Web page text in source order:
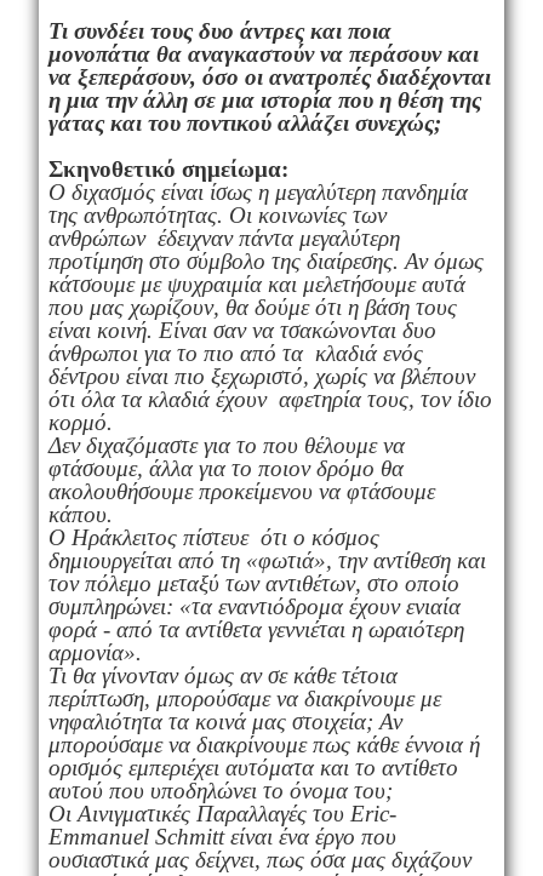
Τι συνδέει τους δυο άντρες και ποια
μονοπάτια θα αναγκαστούν να περάσουν και
να ξεπεράσουν, όσο οι ανατροπές διαδέχονται
η μια την άλλη σε μια ιστορία που η θέση της
γάτας και του ποντικού αλλάζει συνεχώς;
Σκηνοθετικό σημείωμα:
Ο διχασμός είναι ίσως η μεγαλύτερη πανδημία
της ανθρωπότητας. Οι κοινωνίες των
ανθρώπων έδειχναν πάντα μεγαλύτερη
προτίμηση στο σύμβολο της διαίρεσης. Αν όμως
κάτσουμε με ψυχραιμία και μελετήσουμε αυτά
που μας χωρίζουν, θα δούμε ότι η βάση τους
είναι κοινή. Είναι σαν να τσακώνονται δυο
άνθρωποι για το πιο από τα κλαδιά ενός
δέντρου είναι πιο ξεχωριστό, χωρίς να βλέπουν
ότι όλα τα κλαδιά έχουν αφετηρία τους, τον ίδιο
κορμό.
Δεν διχαζόμαστε για το που θέλουμε να
φτάσουμε, άλλα για το ποιον δρόμο θα
ακολουθήσουμε προκείμενου να φτάσουμε
κάπου.
Ο Ηράκλειτος πίστευε ότι ο κόσμος
δημιουργείται από τη «φωτιά», την αντίθεση και
τον πόλεμο μεταξύ των αντιθέτων, στο οποίο
συμπληρώνει: «τα εναντιόδρομα έχουν ενιαία
φορά - από τα αντίθετα γεννιέται η ωραιότερη
αρμονία».
Τι θα γίνονταν όμως αν σε κάθε τέτοια
περίπτωση, μπορούσαμε να διακρίνουμε με
νηφαλιότητα τα κοινά μας στοιχεία; Αν
μπορούσαμε να διακρίνουμε πως κάθε έννοια ή
ορισμός εμπεριέχει αυτόματα και το αντίθετο
αυτού που υποδηλώνει το όνομα του;
Οι Αινιγματικές Παραλλαγές του Eric-
Emmanuel Schmitt είναι ένα έργο που
ουσιαστικά μας δείχνει, πως όσα μας διχάζουν